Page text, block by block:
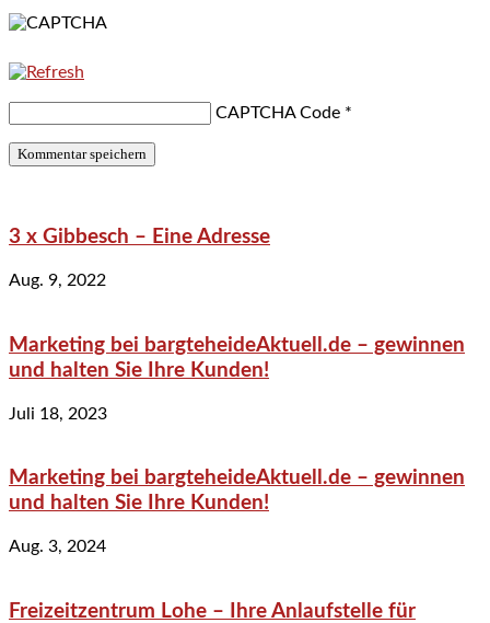
CAPTCHA Code *
3 x Gibbesch – Eine Adresse
Aug. 9, 2022
Marketing bei bargteheideAktuell.de – gewinnen
und halten Sie Ihre Kunden!
Juli 18, 2023
Marketing bei bargteheideAktuell.de – gewinnen
und halten Sie Ihre Kunden!
Aug. 3, 2024
Freizeitzentrum Lohe – Ihre Anlaufstelle für